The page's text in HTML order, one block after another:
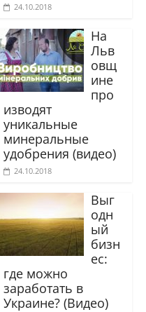
24.10.2018
На
Льв
овщ
ине
про
изводят
уникальные
минеральные
удобрения (видео)
24.10.2018
Выг
одн
ый
бизн
ес:
где можно
заработать в
Украине? (Видео)